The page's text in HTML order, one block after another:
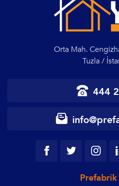
Orta Mah.
Tuzla /
444
Prefabrik